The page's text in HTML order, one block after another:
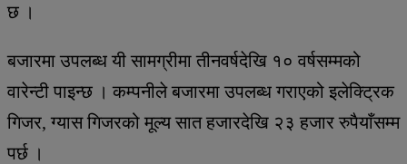
छ ।
बजारमा उपलब्ध यी सामग्रीमा तीनवर्षदेखि १० वर्षसम्मको
वारेन्टी पाइन्छ । कम्पनीले बजारमा उपलब्ध गराएको इलेक्ट्रिक
गिजर, ग्यास गिजरको मूल्य सात हजारदेखि २३ हजार रुपैयाँसम्म
पर्छ ।